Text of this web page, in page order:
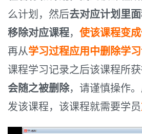
是
还
需
再
次
学
习？
么计划，然后去对应计划里
移除对应课程， 使该课程变
再从学习过程应用中删除学
课程学习记录之后该课程所
会随之被删除，请谨慎操作
发该课程，该课程就需要学员